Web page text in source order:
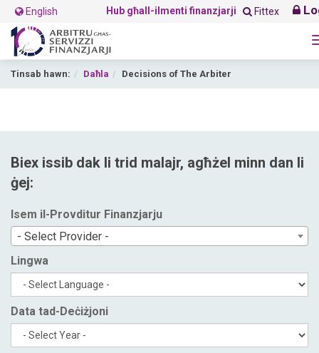
English Hub għall-ilmenti finanzjarji Fittex
Tinsab hawn: Daħla Decisions of The Arbiter
Biex issib dak li trid malajr, agħżel minn dan li
ġej:
Isem il-Provditur Finanzjarju
- Select Provider -
Lingwa
Data tad-Deċiżjoni